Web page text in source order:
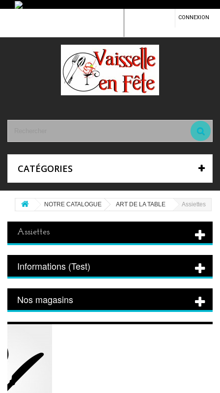
CONNEXION
CATÉGORIES
NOTRE CATALOGUE ART DE LA TABLE Assiettes
Assiettes
Informations (Test)
Nos magasins